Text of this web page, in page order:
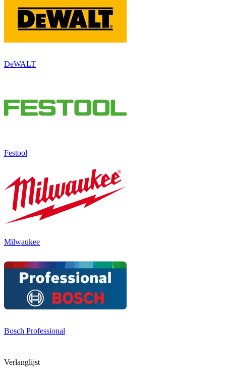
DeWALT
Festool
Milwaukee
Bosch Professional
Verlanglijst